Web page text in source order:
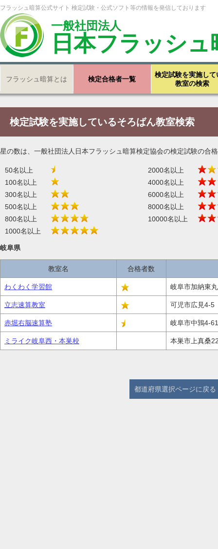
フラッシュ暗算公式サイト 検定試験・公式ソフト等の情報を発信しております
一般社団法人
日本フラッシ
フラッシュ暗算とは 検定合格者一覧
検定試験を実施して
教室の検索
検定試験を実施しているそろばん教室検索
星の数は、一般社団法人日本フラッシュ暗算検定協会の検定試験の合
50名以上
2000名以上
100名以上
4000名以上
300名以上
6000名以上
500名以上
8000名以上
800名以上
10000名以上
1000名以上
岐阜県
教室名 合格者数
わくわく学習館 岐阜市加納東
立志速算教室 可児市広見4-5
赤堀右脳速算塾 岐阜市中鶉4-
ミライク岐阜西・本巣校 本巣市上真桑
都道府県選択ページに戻る